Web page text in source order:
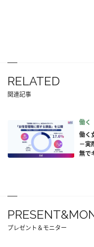
RELATED
関連記事
働く
働く
－実
無で
プレゼント＆モニター